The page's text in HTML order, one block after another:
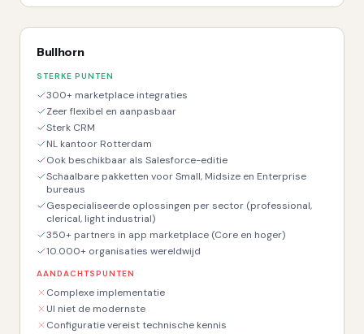
Bullhorn
STERKE PUNTEN
300+ marketplace integraties
Zeer flexibel en aanpasbaar
Sterk CRM
NL kantoor Rotterdam
Ook beschikbaar als Salesforce-editie
Schaalbare pakketten voor Small, Midsize en Enterprise
bureaus
Gespecialiseerde oplossingen per sector (professional,
clerical, light industrial)
350+ partners in app marketplace (Core en hoger)
10.000+ organisaties wereldwijd
AANDACHTSPUNTEN
Complexe implementatie
UI niet de modernste
Configuratie vereist technische kennis